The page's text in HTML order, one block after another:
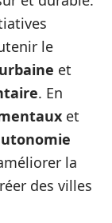
le
et
. En
et
la
des villes